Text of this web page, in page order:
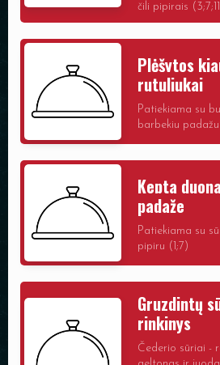
čili pipirais
Plėšytos
rutuliukai
Patiekiama su
barbekiu padažu
Kepta
padaže
Patiekiama su
pipiru (1;7)
Gruzdintų
rinkinys
Čederio sūriai -